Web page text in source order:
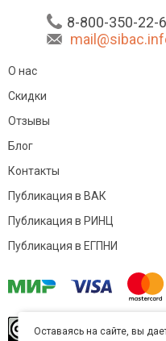
8-800-350-22-
О нас
Скидки
Отзывы
Блог
Контакты
Публикация в ВАК
Публикация в РИНЦ
Публикация в ЕГПНИ
Оставаясь на сайте, вы